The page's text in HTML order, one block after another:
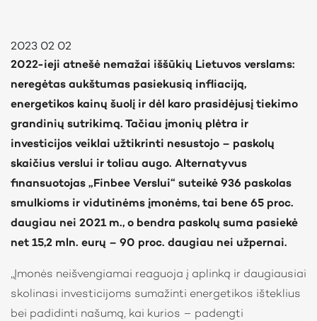
2023 02 02
2022-ieji atnešė nemažai iššūkių Lietuvos verslams:
neregėtas aukštumas pasiekusią infliaciją,
energetikos kainų šuolį ir dėl karo prasidėjusį tiekimo
grandinių sutrikimą. Tačiau įmonių plėtra ir
investicijos veiklai užtikrinti nesustojo – paskolų
skaičius verslui ir toliau augo. Alternatyvus
finansuotojas „Finbee Verslui“ suteikė 936 paskolas
smulkioms ir vidutinėms įmonėms, tai bene 65 proc.
daugiau nei 2021 m., o bendra paskolų suma pasiekė
net 15,2 mln. eurų – 90 proc. daugiau nei užpernai.
„Įmonės neišvengiamai reaguoja į aplinką ir daugiausiai
skolinasi investicijoms sumažinti energetikos išteklius
bei padidinti našumą, kai kurios – padengti